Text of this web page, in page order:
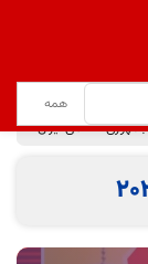
فرهنگ عاشورا و مکتب ایثار و شهادت امروز بیش از توان نظامی جمهوری اسلامی ایران موجب هراس دشمنان شده است